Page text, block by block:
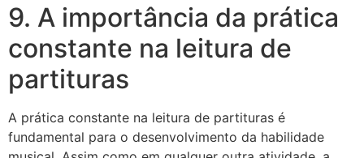
9. A importância da prática
constante na leitura de
partituras
A prática constante na leitura de partituras é
fundamental para o desenvolvimento da habilidade